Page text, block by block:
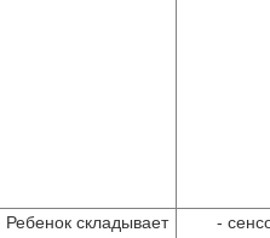
Ребенок складывает
-